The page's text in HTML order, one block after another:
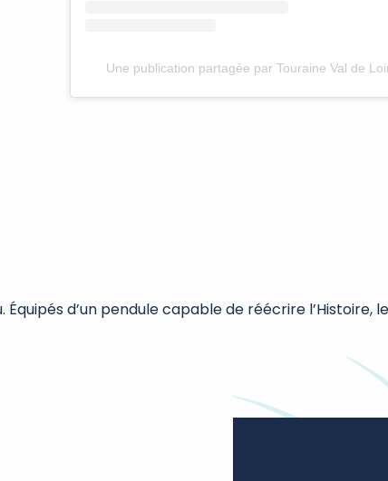
Une publication partagée par Touraine Val de
d’un pendule capable de réécrire l’Histoire,